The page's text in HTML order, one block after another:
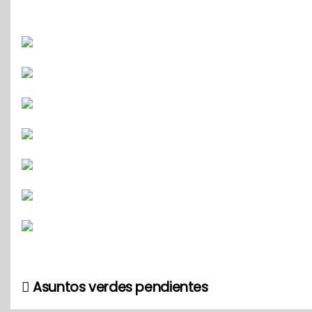
NAsuntos verdes pendientes